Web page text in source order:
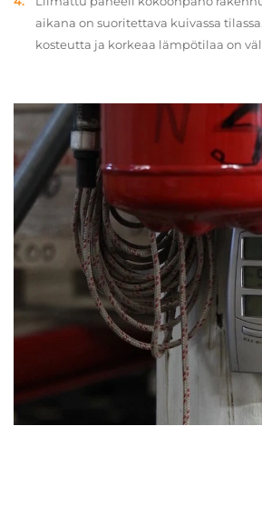
aikana on suoritettava kuivassa
kosteutta ja korkeaa lämpötilaa on